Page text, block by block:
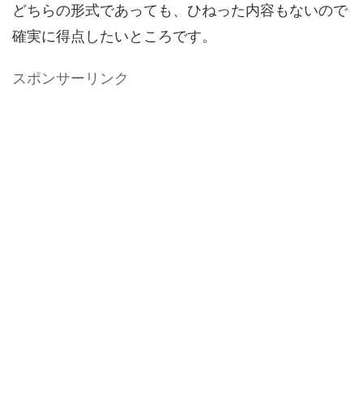
どちらの形式であっても、ひねった内容もないので
確実に得点したいところです。
スポンサーリンク